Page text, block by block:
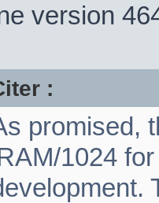
version
:
promised,
1024